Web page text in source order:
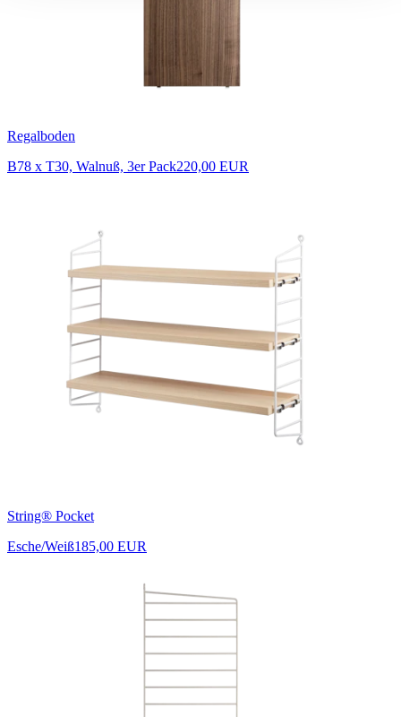
Regalboden
B78 x T30, Walnuß, 3er Pack220,00 EUR
String® Pocket
Esche/Weiß185,00 EUR